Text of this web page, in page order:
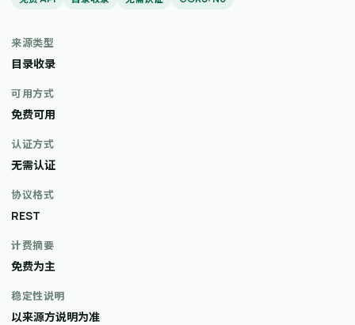
来源类型
目录收录
可用方式
免费可用
认证方式
无需认证
协议格式
REST
计费摘要
免费为主
稳定性说明
以来源方说明为准